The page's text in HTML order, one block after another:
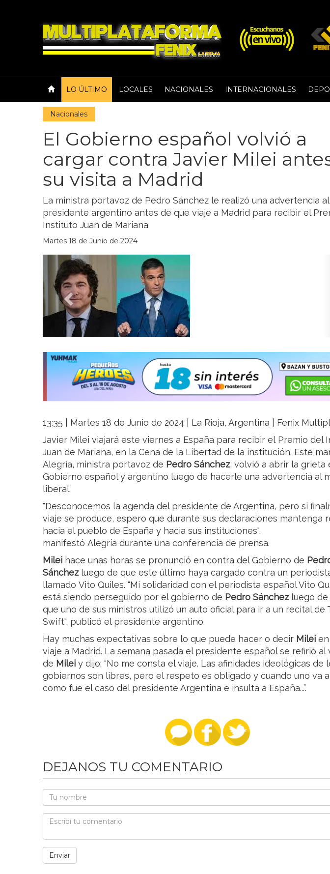
LO ÚLTIMO LOCALES NACIONALES INTERNACIONALES
Nacionales
El Gobierno español volvió a
cargar contra Javier Milei
su visita a Madrid
La ministra portavoz de Pedro Sánchez le realizó una advertencia al
presidente argentino antes de que viaje a Madrid para recibir el
Instituto Juan de Mariana
Martes 18 de Junio de 2024
Previous
13:35 | Martes 18 de Junio de 2024 | La Rioja, Argentina | Fenix
Javier Milei viajará este viernes a España para recibir el Premio del
Juan de Mariana, en la Cena de la Libertad de la institución. Este
Alegría, ministra portavoz de Pedro Sánchez, volvió a abrir la grieta
Gobierno español y argentino luego de hacerle una advertencia al
liberal.
"Desconocemos la agenda del presidente de Argentina, pero si
viaje se produce, espero que durante sus declaraciones mantenga
hacia el pueblo de España y hacia sus instituciones",
manifestó Alegría durante una conferencia de prensa.
Milei hace unas horas se pronunció en contra del Gobierno de
Sánchezluego de que este último haya cargado contra un
llamado Vito Quiles. "Mi solidaridad con el periodista español Vito
está siendo perseguido por el gobierno de Pedro Sánchezluego
que uno de sus ministros utilizó un auto oficial para ir a un recital de
Swift", publicó el presidente argentino.
Hay muchas expectativas sobre lo que puede hacer o decir Milei
viaje a Madrid. La semana pasada el presidente español se refirió al
de Milei y dijo: “No me consta el viaje. Las afinidades ideológicas de
gobiernos son libres, pero el respeto es obligado y cuando uno va
como fue el caso del presidente Argentina e insulta a España...”.
DEJANOS TU COMENTARIO